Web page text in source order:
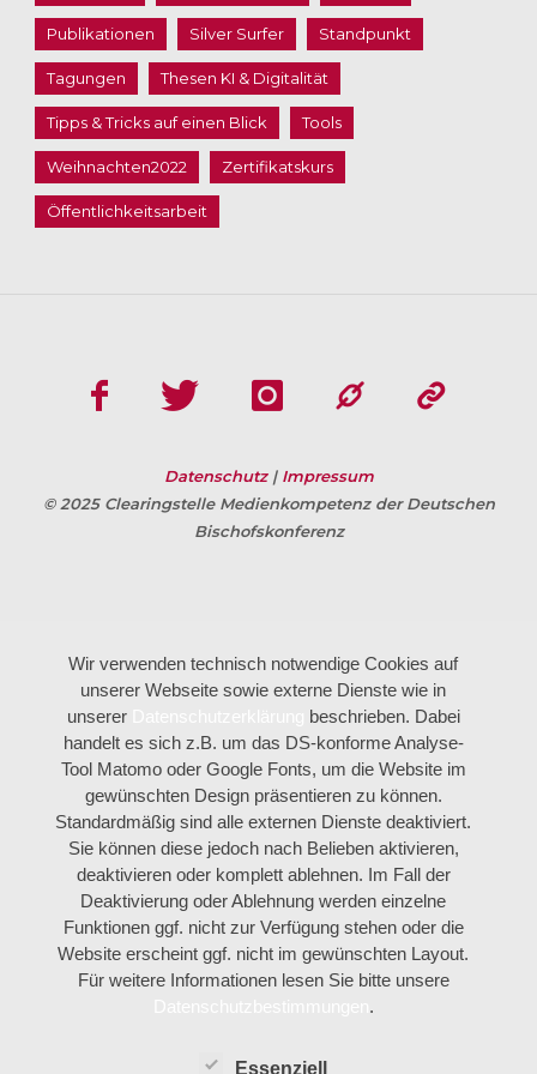
Publikationen Silver Surfer Standpunkt
Tagungen Thesen KI & Digitalität
Tipps & Tricks auf einen Blick Tools
Weihnachten2022 Zertifikatskurs
Öffentlichkeitsarbeit
Datenschutz | Impressum
© 2025 Clearingstelle Medienkompetenz der Deutschen
Bischofskonferenz
Wir verwenden technisch notwendige Cookies auf
unserer Webseite sowie externe Dienste wie in
unserer
beschrieben. Dabei
handelt es sich z.B. um das DS-konforme Analyse-
Tool Matomo oder Google Fonts, um die Website im
gewünschten Design präsentieren zu können.
Standardmäßig sind alle externen Dienste deaktiviert.
Sie können diese jedoch nach Belieben aktivieren,
deaktivieren oder komplett ablehnen. Im Fall der
Deaktivierung oder Ablehnung werden einzelne
Funktionen ggf. nicht zur Verfügung stehen oder die
Website erscheint ggf. nicht im gewünschten Layout.
Für weitere Informationen lesen Sie bitte unsere
.
Essenziell